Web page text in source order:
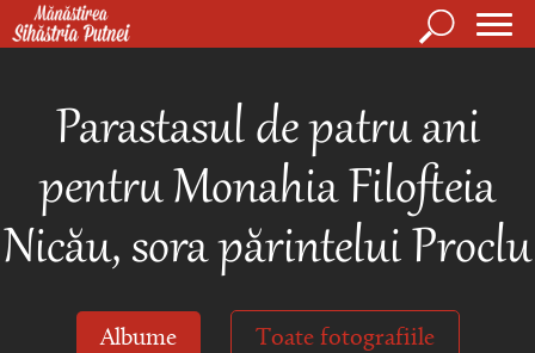
Mergi la conţinutul principal
Căutare
Parastasul de patru ani
pentru Monahia Filofteia
Nicău, sora părintelui Proclu
Albume Toate fotografiile